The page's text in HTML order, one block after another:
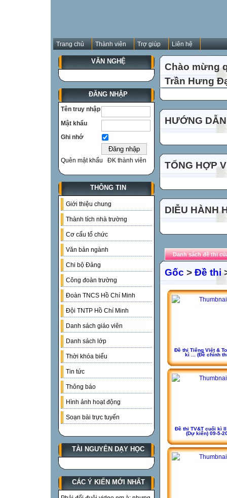
Trang chủ Thành viên Trợ giúp Liên hệ
VĂN NGHỆ
ĐĂNG NHẬP
Tên truy nhập
Mật khẩu
Ghi nhớ
Quên mật khẩu ĐK thành viên
THÔNG TIN
Giới thiệu chung
Thành tích nhà trường
Cơ cấu tổ chức
Văn bản ngành
Chi bộ Đảng
Công đoàn trường
Đoàn TNCS Hồ Chí Minh
Đội TNTP Hồ Chí Minh
Danh sách giáo viên
Danh sách lớp
Thời khóa biểu
Tin tức
Thông báo
Hình ảnh hoạt động
Soạn bài trực tuyến
TÀI NGUYÊN DẠY HỌC
CÁC Ý KIẾN MỚI NHẤT
Chào mừng
Trần Hưng
HƯỚNG
TỔNG HỢP
DIỄU HÀNH
Danh sách đề thi
Gốc > Đề thi
Đề thi Tiếng Việt &
kì ... (Đề chính
Đề thi TV&T cuối kì
(Dự kiến) 09-5-